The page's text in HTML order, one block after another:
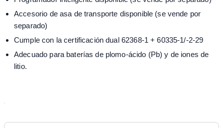
Accesorio de asa de transporte disponible (se vende por
separado)
Cumple con la certificación dual 62368-1 + 60335-1/-2-29
Adecuado para baterías de plomo-ácido (Pb) y de iones de
litio.